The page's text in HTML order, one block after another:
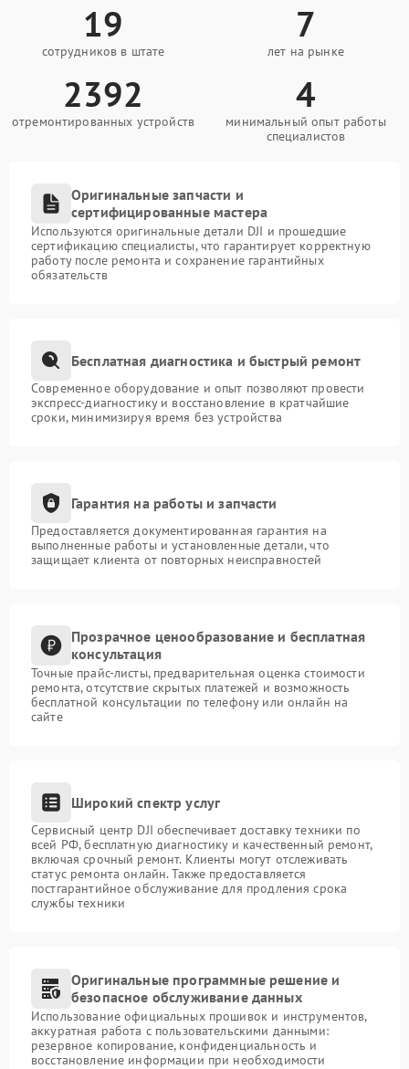
19
сотрудников в штате
7
лет на рынке
2392
отремонтированных устройств
4
минимальный опыт работы
специалистов
Оригинальные запчасти и
сертифицированные мастера
Используются оригинальные детали DJI и прошедшие
сертификацию специалисты, что гарантирует корректную
работу после ремонта и сохранение гарантийных
обязательств
Бесплатная диагностика и быстрый ремонт
Современное оборудование и опыт позволяют провести
экспресс-диагностику и восстановление в кратчайшие
сроки, минимизируя время без устройства
Гарантия на работы и запчасти
Предоставляется документированная гарантия на
выполненные работы и установленные детали, что
защищает клиента от повторных неисправностей
Прозрачное ценообразование и бесплатная
консультация
Точные прайс-листы, предварительная оценка стоимости
ремонта, отсутствие скрытых платежей и возможность
бесплатной консультации по телефону или онлайн на
сайте
Широкий спектр услуг
Сервисный центр DJI обеспечивает доставку техники по
всей РФ, бесплатную диагностику и качественный ремонт,
включая срочный ремонт. Клиенты могут отслеживать
статус ремонта онлайн. Также предоставляется
постгарантийное обслуживание для продления срока
службы техники
Оригинальные программные решение и
безопасное обслуживание данных
Использование официальных прошивок и инструментов,
аккуратная работа с пользовательскими данными:
резервное копирование, конфиденциальность и
восстановление информации при необходимости